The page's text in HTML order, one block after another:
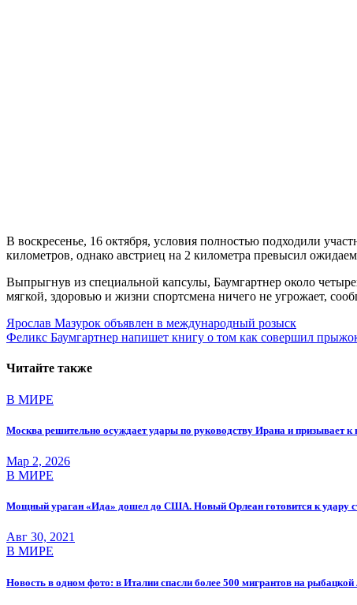
В воскресенье, 16 октября, условия полностью подходили
километров, однако австриец на 2 километра превысил
Выпрыгнув из специальной капсулы, Баумгартнер около
мягкой, здоровью и жизни спортсмена ничего не угрожает,
Навигация
по
записям
Ярослав Мазурок объявлен в международный розыск
Феликс Баумгартнер напишет книгу о том как совершил
Читайте также
В МИРЕ
Москва решительно осуждает удары по руководству Ирана и призывает к
Мар 2, 2026
В МИРЕ
Мощный ураган «Ида» дошел до США. Новый Орлеан готовится к удару
Авг 30, 2021
В МИРЕ
Новость в одном фото: в Италии спасли более 500 мигрантов на рыбацкой